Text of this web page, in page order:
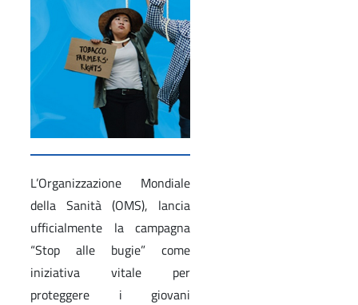
L’Organizzazione Mondiale
della Sanità (OMS), lancia
ufficialmente la campagna
“Stop alle bugie” come
iniziativa vitale per
proteggere i giovani